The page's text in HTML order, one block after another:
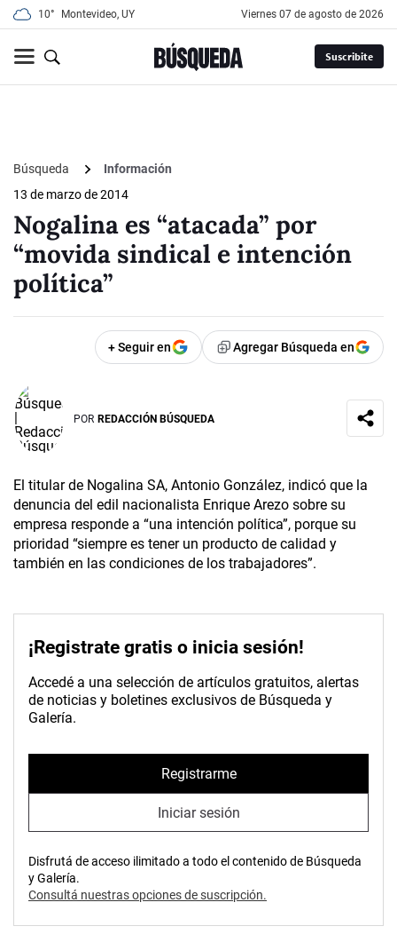
10° Montevideo, UY viernes 07 de agosto de 2026
Suscribite
Búsqueda
Información
13 de marzo de 2014
Nogalina es “atacada” por
“movida sindical e intención
política”
+ Seguir en Agregar Búsqueda en
POR REDACCIÓN BÚSQUEDA
El titular de Nogalina SA, Antonio González, indicó que la
denuncia del edil nacionalista Enrique Arezo sobre su
empresa responde a “una intención política”, porque su
prioridad “siempre es tener un producto de calidad y
también en las condiciones de los trabajadores”.
¡Registrate gratis o inicia sesión!
Accedé a una selección de artículos gratuitos, alertas
de noticias y boletines exclusivos de Búsqueda y
Galería.
Registrarme
Iniciar sesión
Disfrutá de acceso ilimitado a todo el contenido de Búsqueda
y Galería.
Consultá nuestras opciones de suscripción.